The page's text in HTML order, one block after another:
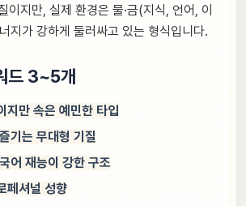
이지만, 실제 환경은 물·금(지식, 언어, 이
지가 강하게 둘러싸고 있는 형식입니다.
드 3~5개
지만 속은 예민한 타입
기는 무대형 기질
어 재능이 강한 구조
페셔널 성향